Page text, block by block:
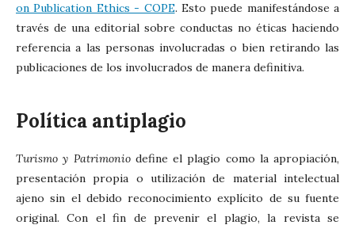
on Publication Ethics - COPE. Esto puede manifestándose a
través de una editorial sobre conductas no éticas haciendo
referencia a las personas involucradas o bien retirando las
publicaciones de los involucrados de manera definitiva.
Política antiplagio
Turismo y Patrimoniodefine el plagio como la apropiación,
presentación propia o utilización de material intelectual
ajeno sin el debido reconocimiento explícito de su fuente
original. Con el fin de prevenir el plagio, la revista se